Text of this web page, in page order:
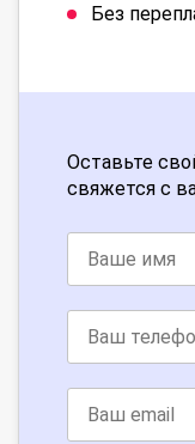
Без
Оставьте
свяжется с